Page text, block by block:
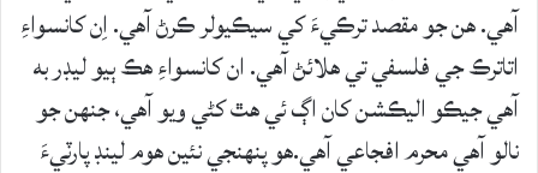
آهي. هن جو مقصد ترڪيءَ کي سيڪيولر ڪرڻ آهي. اِن کانسواءِ
اتاترڪ جي فلسفي تي هلائڻ آهي. ان کانسواءِ هڪ ٻيو ليڊر به
آهي جيڪو اليڪشن کان اڳ ئي هٿ کڻي ويو آهي، جنهن جو
نالو آهي محرم افجاعي آهي.هو پنهنجي نئين هوم لينڊ پارٽيءَ